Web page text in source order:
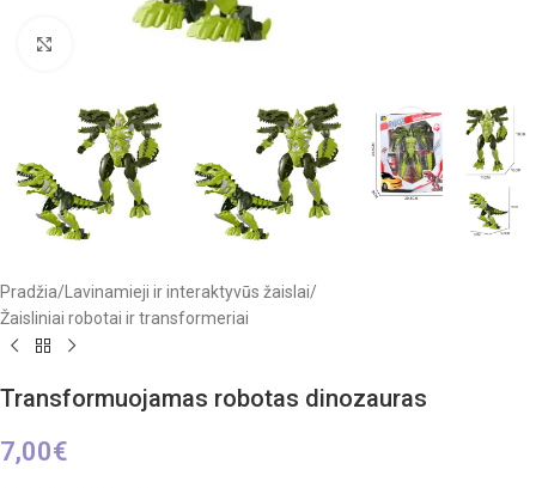
Pradžia/ Lavinamieji ir interaktyvūs žaislai/
Žaisliniai robotai ir transformeriai
Transformuojamas robotas dinozauras
7,00€